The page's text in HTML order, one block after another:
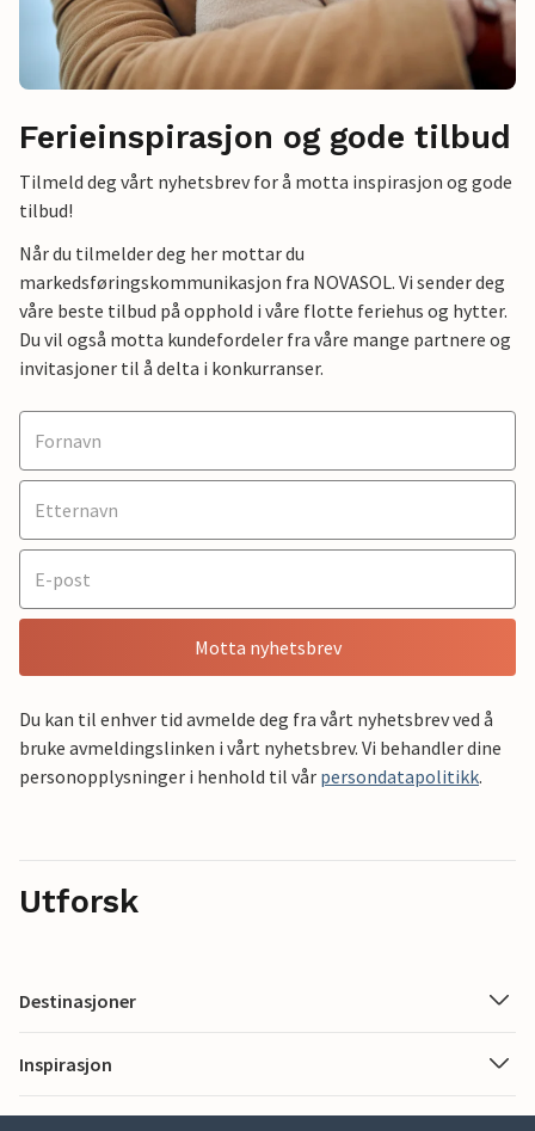
Ferieinspirasjon og gode tilbud
Tilmeld deg vårt nyhetsbrev for å motta inspirasjon og gode
tilbud!
Når du tilmelder deg her mottar du
markedsføringskommunikasjon fra NOVASOL. Vi sender deg
våre beste tilbud på opphold i våre flotte feriehus og hytter.
Du vil også motta kundefordeler fra våre mange partnere og
invitasjoner til å delta i konkurranser.
Motta nyhetsbrev
Du kan til enhver tid avmelde deg fra vårt nyhetsbrev ved å
bruke avmeldingslinken i vårt nyhetsbrev. Vi behandler dine
personopplysninger i henhold til vår persondatapolitikk.
Utforsk
Destinasjoner
Inspirasjon